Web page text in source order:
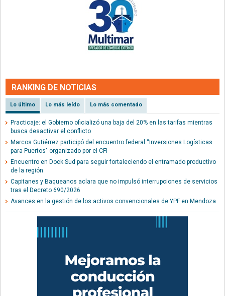
RANKING DE NOTICIAS
Lo último Lo más leído Lo más comentado
Practicaje: el Gobierno oficializó una baja del 20% en las tarifas mientras
busca desactivar el conflicto
Marcos Gutiérrez participó del encuentro federal “Inversiones Logísticas
para Puertos" organizado por el CFI
Encuentro en Dock Sud para seguir fortaleciendo el entramado productivo
de la región
Capitanes y Baqueanos aclara que no impulsó interrupciones de servicios
tras el Decreto 690/2026
Avances en la gestión de los activos convencionales de YPF en Mendoza